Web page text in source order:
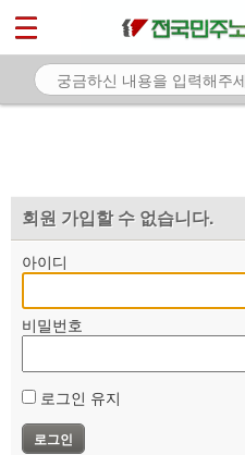
회원 가입할 수 없습니다.
아이디
비밀번호
로그인 유지
마이페이지
소개
자료
부설기관